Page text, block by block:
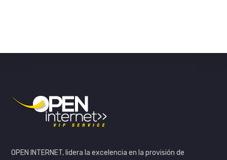
OPEN INTERNET, lidera la excelencia en la provisión de